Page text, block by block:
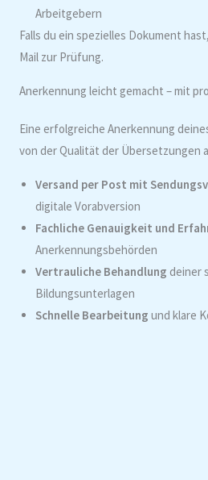
Arbeitgebern
Falls du ein spezielles Dokument
Mail zur Prüfung.
Anerkennung leicht gemacht – mit
Eine erfolgreiche Anerkennung
von der Qualität der Übersetzungen
Versand per Post mit
digitale Vorabversion
Fachliche Genauigkeit und
Anerkennungsbehörden
Vertrauliche Behandlung deiner
Bildungsunterlagen
Schnelle Bearbeitung und klare